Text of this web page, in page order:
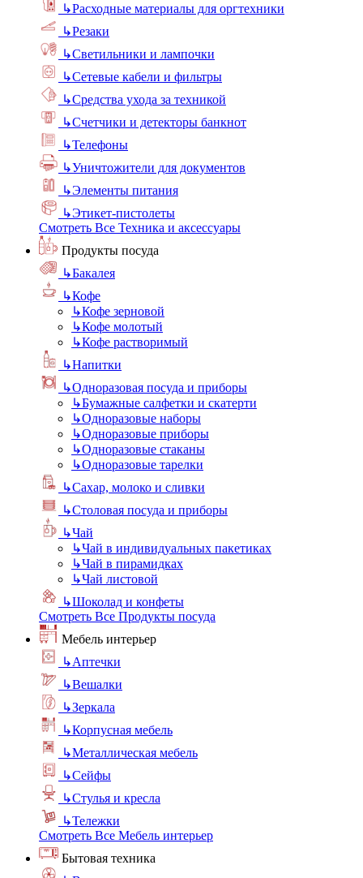
↳Расходные материалы для оргтехники
↳Резаки
↳Светильники и лампочки
↳Сетевые кабели и фильтры
↳Средства ухода за техникой
↳Счетчики и детекторы банкнот
↳Телефоны
↳Уничтожители для документов
↳Элементы питания
↳Этикет-пистолеты
Смотреть Все Техника и аксессуары
Продукты посуда
↳Бакалея
↳Кофе
↳Кофе зерновой
↳Кофе молотый
↳Кофе растворимый
↳Напитки
↳Одноразовая посуда и приборы
↳Бумажные салфетки и скатерти
↳Одноразовые наборы
↳Одноразовые приборы
↳Одноразовые стаканы
↳Одноразовые тарелки
↳Сахар, молоко и сливки
↳Столовая посуда и приборы
↳Чай
↳Чай в индивидуальных пакетиках
↳Чай в пирамидках
↳Чай листовой
↳Шоколад и конфеты
Смотреть Все Продукты посуда
Мебель интерьер
↳Аптечки
↳Вешалки
↳Зеркала
↳Корпусная мебель
↳Металлическая мебель
↳Сейфы
↳Стулья и кресла
↳Тележки
Смотреть Все Мебель интерьер
Бытовая техника